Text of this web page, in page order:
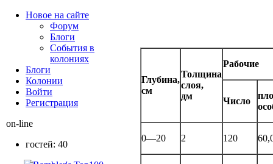
Глубина,
см
Толщина
слоя,
дм
Рабочие
Число
0—20 2 120
Новое на сайте
Форум
Блоги
События в
колониях
Блоги
Колонии
Войти
Peгиcтpaция
on-line
гостей: 40